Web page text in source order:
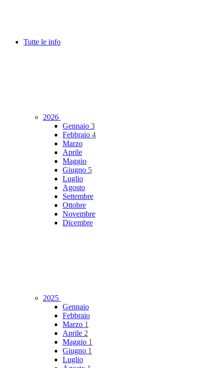
Tutte le info
2026
Gennaio 3
Febbraio 4
Marzo
Aprile
Maggio
Giugno 5
Luglio
Agosto
Settembre
Ottobre
Novembre
Dicembre
2025
Gennaio
Febbraio
Marzo 1
Aprile 2
Maggio 1
Giugno 1
Luglio